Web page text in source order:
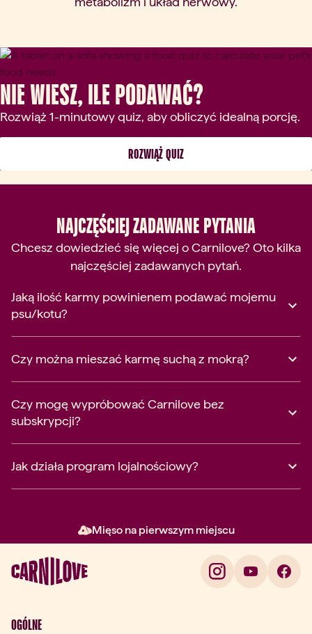
Nie wiesz, ile podawać?
Rozwiąż 1-minutowy quiz, aby obliczyć idealną porcję.
ROZWIĄŻ QUIZ
NAJCZĘŚCIEJ ZADAWANE PYTANIA
Chcesz dowiedzieć się więcej o Carnilove? Oto kilka
najczęściej zadawanych pytań.
Jaką ilość karmy powinienem podawać mojemu
psu/kotu?
Czy można mieszać karmę suchą z mokrą?
Czy mogę wypróbować Carnilove bez
subskrypcji?
Jak działa program lojalnościowy?
Mięso na pierwszym miejscu
Element 2 z 3: Mięso na
OGÓLNE